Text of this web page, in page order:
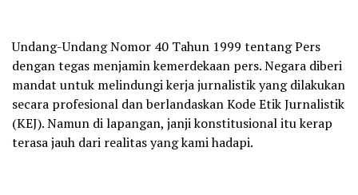
Undang-Undang Nomor 40 Tahun 1999 tentang Pers
dengan tegas menjamin kemerdekaan pers. Negara diberi
mandat untuk melindungi kerja jurnalistik yang dilakukan
secara profesional dan berlandaskan Kode Etik Jurnalistik
(KEJ). Namun di lapangan, janji konstitusional itu kerap
terasa jauh dari realitas yang kami hadapi.